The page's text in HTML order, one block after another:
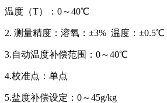
温度（T）：0～40℃
2. 测量精度：溶氧：±3% 温度：±0.5℃
3.自动温度补偿范围：0～40℃
4.校准点：单点
5.盐度补偿设定：0～45g/kg